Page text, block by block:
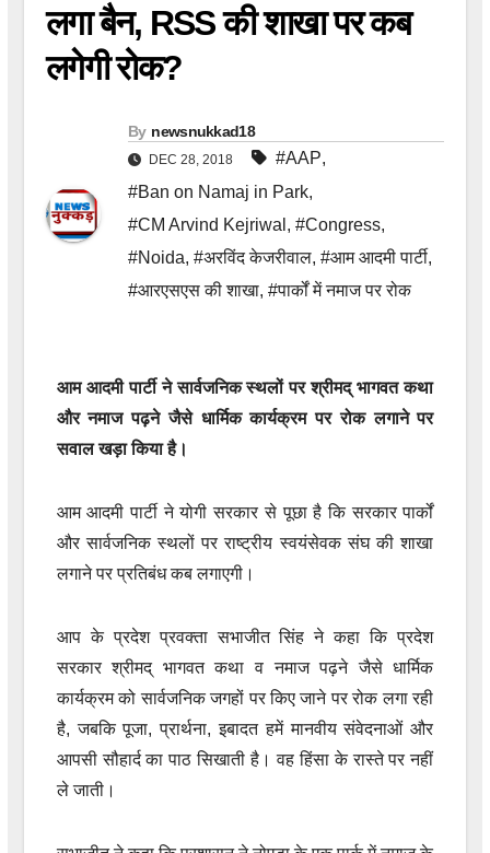
लगा बैन, RSS की शाखा पर कब
लगेगी रोक?
By newsnukkad18
DEC 28, 2018 #AAP,
#Ban on Namaj in Park,
#CM Arvind Kejriwal , #Congress,
#Noida, #अरविंद केजरीवाल, #आम आदमी पार्टी,
#आरएसएस की शाखा, #पार्कों में नमाज पर रोक
आम आदमी पार्टी ने सार्वजनिक स्थलों पर श्रीमद् भागवत कथा
और नमाज पढ़ने जैसे धार्मिक कार्यक्रम पर रोक लगाने पर
सवाल खड़ा किया है।
आम आदमी पार्टी ने योगी सरकार से पूछा है कि सरकार पार्कों
और सार्वजनिक स्थलों पर राष्ट्रीय स्वयंसेवक संघ की शाखा
लगाने पर प्रतिबंध कब लगाएगी।
आप के प्रदेश प्रवक्ता सभाजीत सिंह ने कहा कि प्रदेश
सरकार श्रीमद् भागवत कथा व नमाज पढ़ने जैसे धार्मिक
कार्यक्रम को सार्वजनिक जगहों पर किए जाने पर रोक लगा रही
है, जबकि पूजा, प्रार्थना, इबादत हमें मानवीय संवेदनाओं और
आपसी सौहार्द का पाठ सिखाती है। वह हिंसा के रास्ते पर नहीं
ले जाती।